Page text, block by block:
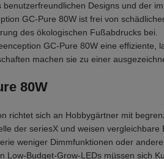
benutzerfreundlichen Designs und der
GC-Pure 80W ist frei von
des ökologischen Fußabdrucks bei.
GC-Pure 80W eine
machen sie zu einer
80W
richtet sich an Hobbygärtner mit
der seriesX und weisen
weniger Dimmfunktionen oder
Low-Budget-Grow-LEDs müssen sich